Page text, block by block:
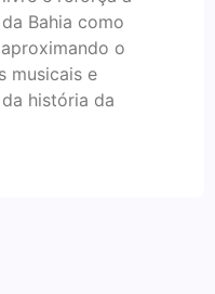
Bahia como
o
musicais e
história da